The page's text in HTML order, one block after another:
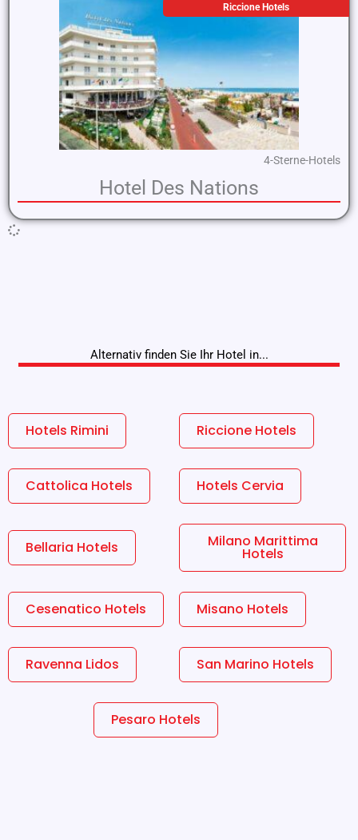
Riccione Hotels
4-Sterne-Hotels
Hotel Des Nations
Alternativ finden Sie Ihr Hotel in...
Hotels Rimini Riccione Hotels
Cattolica Hotels Hotels Cervia
Bellaria Hotels Milano Marittima
Hotels
Cesenatico Hotels Misano Hotels
Ravenna Lidos San Marino Hotels
Pesaro Hotels